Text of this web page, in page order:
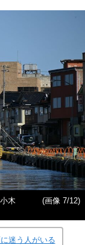
木
(画像 7/12)
迷う人がいる